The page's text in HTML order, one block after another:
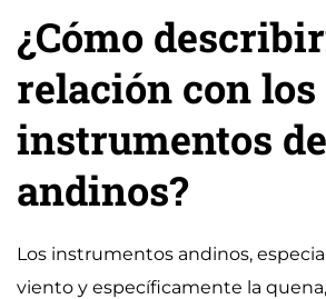
¿Cómo
relación con los
instrumentos
andinos?
Los instrumentos andinos,
viento y específicamente la